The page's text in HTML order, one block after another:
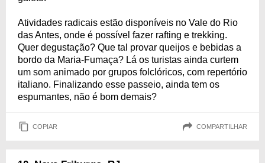
Atividades radicais estão disponíveis no Vale do Rio
das Antes, onde é possível fazer rafting e trekking.
Quer degustação? Que tal provar queijos e bebidas a
bordo da Maria-Fumaça? Lá os turistas ainda curtem
um som animado por grupos folclóricos, com repertório
italiano. Finalizando esse passeio, ainda tem os
espumantes, não é bom demais?
COPIAR COMPARTILHAR